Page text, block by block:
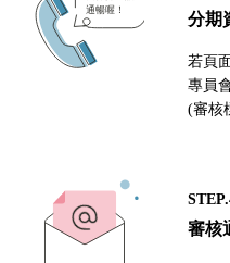
分期
若頁
專員
(審核
審核